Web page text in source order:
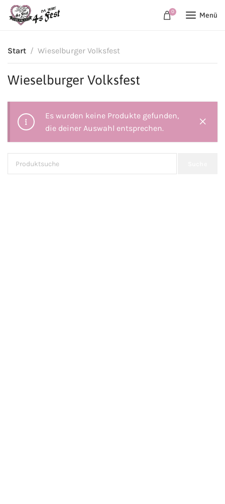
0 Menü
Start Wieselburger Volksfest
Wieselburger Volksfest
Es wurden keine Produkte gefunden,
die deiner Auswahl entsprechen.